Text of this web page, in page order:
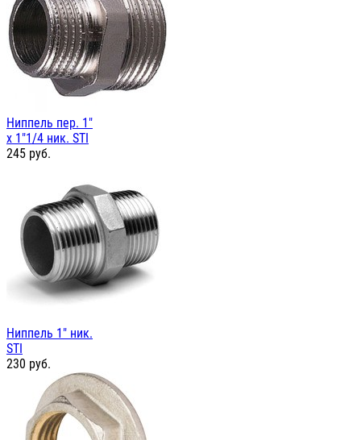
Ниппель пер. 1"
х 1"1/4 ник. STI
245 руб.
Ниппель 1" ник.
STI
230 руб.